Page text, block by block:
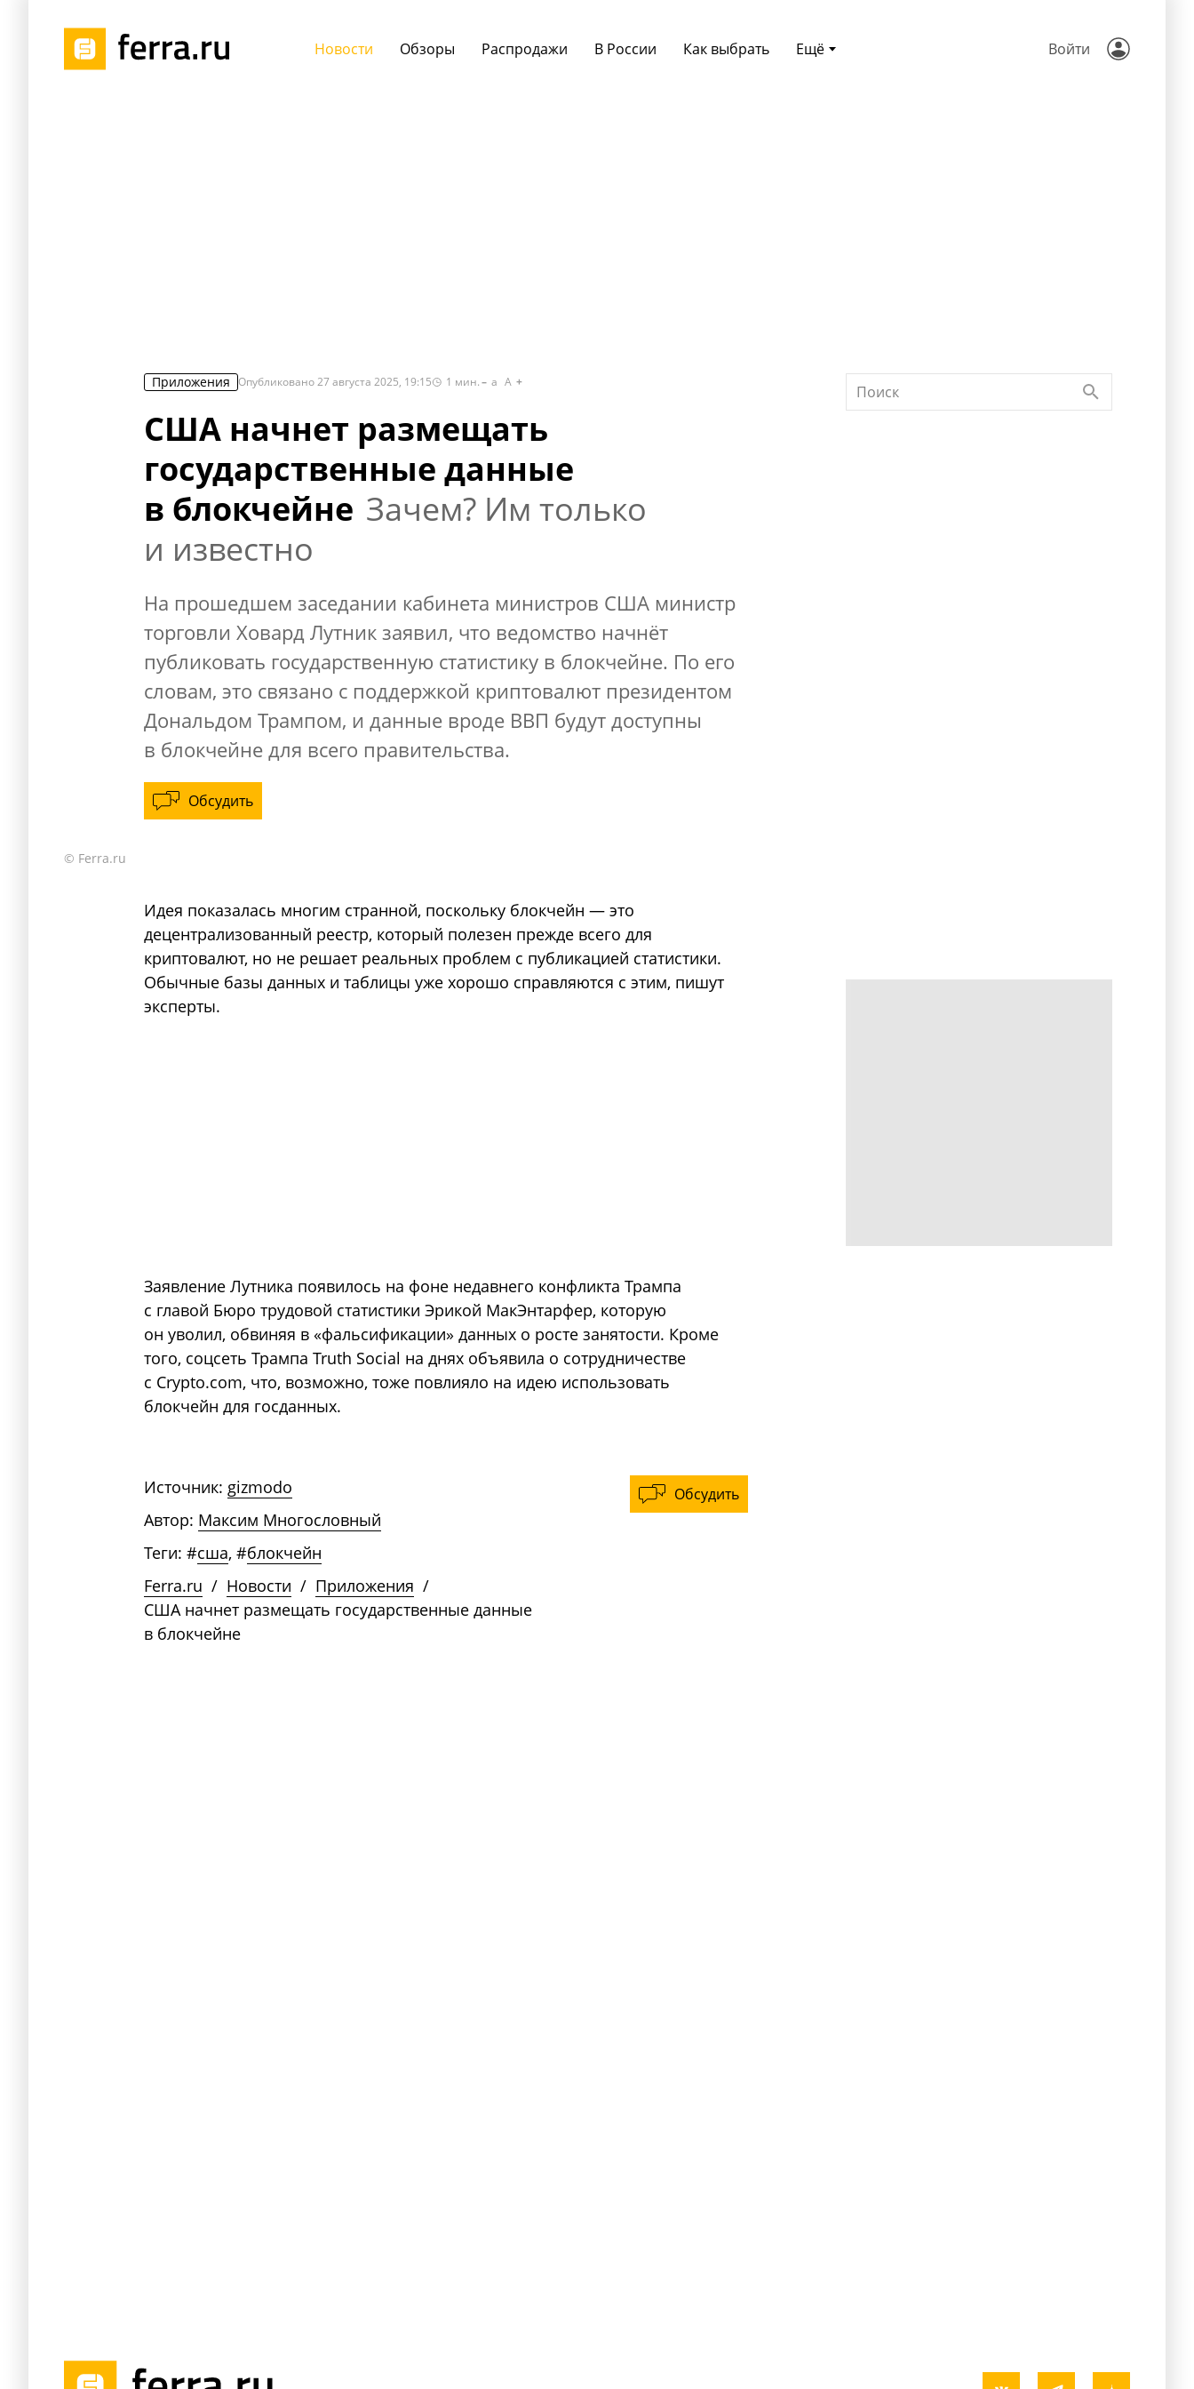
Ещё
Новости Обзоры Распродажи В России Как выбрать Войти
Приложения Опубликовано27 августа 2025, 19:15 1 мин. a A
США начнет размещать
государственные данные
в блокчейне Зачем? Им только
и известно
На прошедшем заседании кабинета министров США министр
торговли Ховард Лутник заявил, что ведомство начнёт
публиковать государственную статистику в блокчейне. По его
словам, это связано с поддержкой криптовалют президентом
Дональдом Трампом, и данные вроде ВВП будут доступны
в блокчейне для всего правительства.
Обсудить
© Ferra.ru
Идея показалась многим странной, поскольку блокчейн — это
децентрализованный реестр, который полезен прежде всего для
криптовалют, но не решает реальных проблем с публикацией статистики.
Обычные базы данных и таблицы уже хорошо справляются с этим, пишут
эксперты.
Заявление Лутника появилось на фоне недавнего конфликта Трампа
с главой Бюро трудовой статистики Эрикой МакЭнтарфер, которую
он уволил, обвиняя в «фальсификации» данных о росте занятости. Кроме
того, соцсеть Трампа Truth Social на днях объявила о сотрудничестве
с Crypto.com, что, возможно, тоже повлияло на идею использовать
блокчейн для госданных.
Обсудить
Источник: gizmodo
Автор: Максим Многословный
Теги: #сша, #блокчейн
Ferra.ru / Новости / Приложения /
США начнет размещать государственные данные
в блокчейне